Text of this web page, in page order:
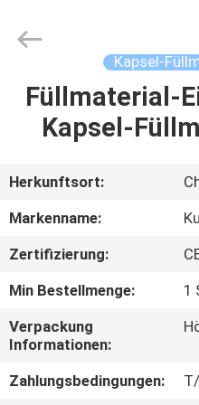
ZU
HAUSE
PRODUKTE
VIDEOS
ÜBER
UNS
Pharmatech
Co.,LTD..
Kapsel-
Füllmaterial-
Kapsel-
Herkunftsort:
Markenname:
Zertifizierung:
Min Bestellmenge:
1
Verpackung
Informationen:
Zahlungsbedingungen: